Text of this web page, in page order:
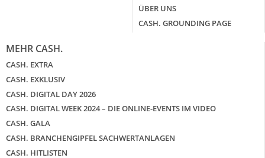
ÜBER UNS
CASH. GROUNDING PAGE
MEHR CASH.
CASH. EXTRA
CASH. EXKLUSIV
CASH. DIGITAL DAY 2026
CASH. DIGITAL WEEK 2024 – DIE ONLINE-EVENTS IM VIDEO
CASH. GALA
CASH. BRANCHENGIPFEL SACHWERTANLAGEN
CASH. HITLISTEN